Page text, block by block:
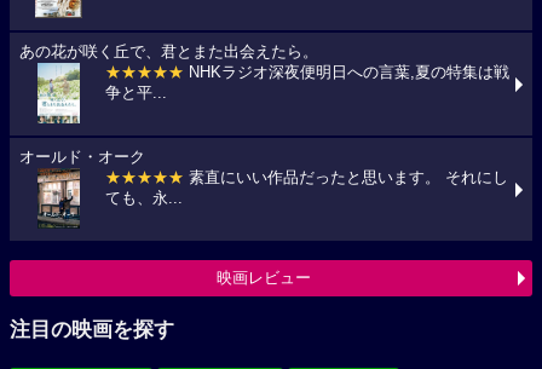
あの花が咲く丘で、君とまた出会えたら。
★★★★★ NHKラジオ深夜便明日への言葉,夏の特集は戦
争と平...
オールド・オーク
★★★★★ 素直にいい作品だったと思います。 それにし
ても、永...
映画レビュー
注目の映画を探す